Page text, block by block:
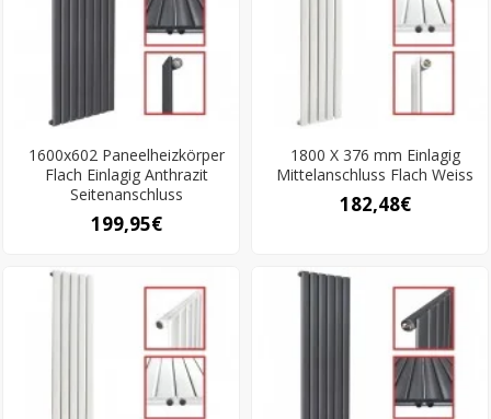
1600x602 Paneelheizkörper
Flach Einlagig Anthrazit
Seitenanschluss
199,95€
1800 X 376 mm Einlagig
Mittelanschluss Flach Weiss
182,48€